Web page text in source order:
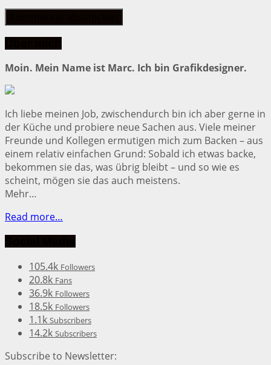
Moin. Mein Name ist Marc. Ich bin Grafikdesigner.
Ich liebe meinen Job, zwischendurch bin ich aber gerne in
der Küche und probiere neue Sachen aus. Viele meiner
Freunde und Kollegen ermutigen mich zum Backen – aus
einem relativ einfachen Grund: Sobald ich etwas backe,
bekommen sie das, was übrig bleibt – und so wie es
scheint, mögen sie das auch meistens.
Mehr…
Read more…
105.4k Followers
20.8k Fans
36.9k Followers
18.5k Followers
1.1k Subscribers
14.2k Subscribers
Subscribe to Newsletter: